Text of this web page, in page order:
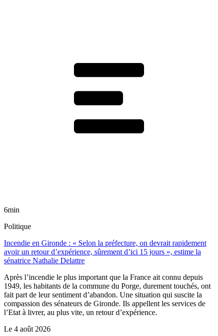
6min
Politique
Incendie en Gironde : « Selon la préfecture, on devrait rapidement
avoir un retour d’expérience, sûrement d’ici 15 jours », estime la
sénatrice Nathalie Delattre
Après l’incendie le plus important que la France ait connu depuis
1949, les habitants de la commune du Porge, durement touchés, ont
fait part de leur sentiment d’abandon. Une situation qui suscite la
compassion des sénateurs de Gironde. Ils appellent les services de
l’Etat à livrer, au plus vite, un retour d’expérience.
Le 4 août 2026